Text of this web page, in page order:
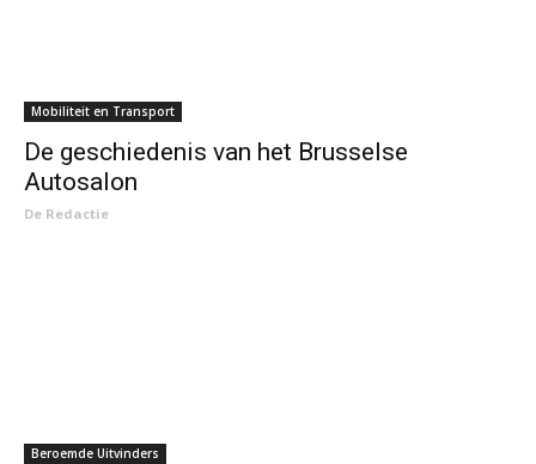
Mobiliteit en Transport
De geschiedenis van het Brusselse
Autosalon
De Redactie
Beroemde Uitvinders